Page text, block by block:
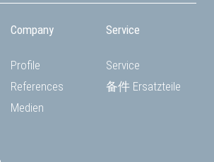
Company
Profile
References
Medien
Service
Service
备件 Ersatzteile